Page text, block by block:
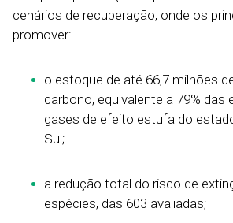
cenários de recuperação, onde os
promover:
o estoque de até 66,7 milhões
carbono, equivalente a 79%
gases de efeito estufa do
Sul;
a redução total do risco de
espécies, das 603 avaliadas;